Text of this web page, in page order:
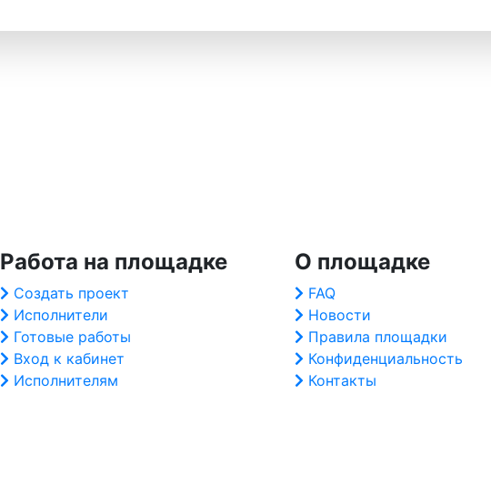
Работа на площадке
Создать проект
Исполнители
Готовые работы
Вход к кабинет
Исполнителям
О площадке
FAQ
Новости
Правила площадки
Конфиденциальность
Контакты